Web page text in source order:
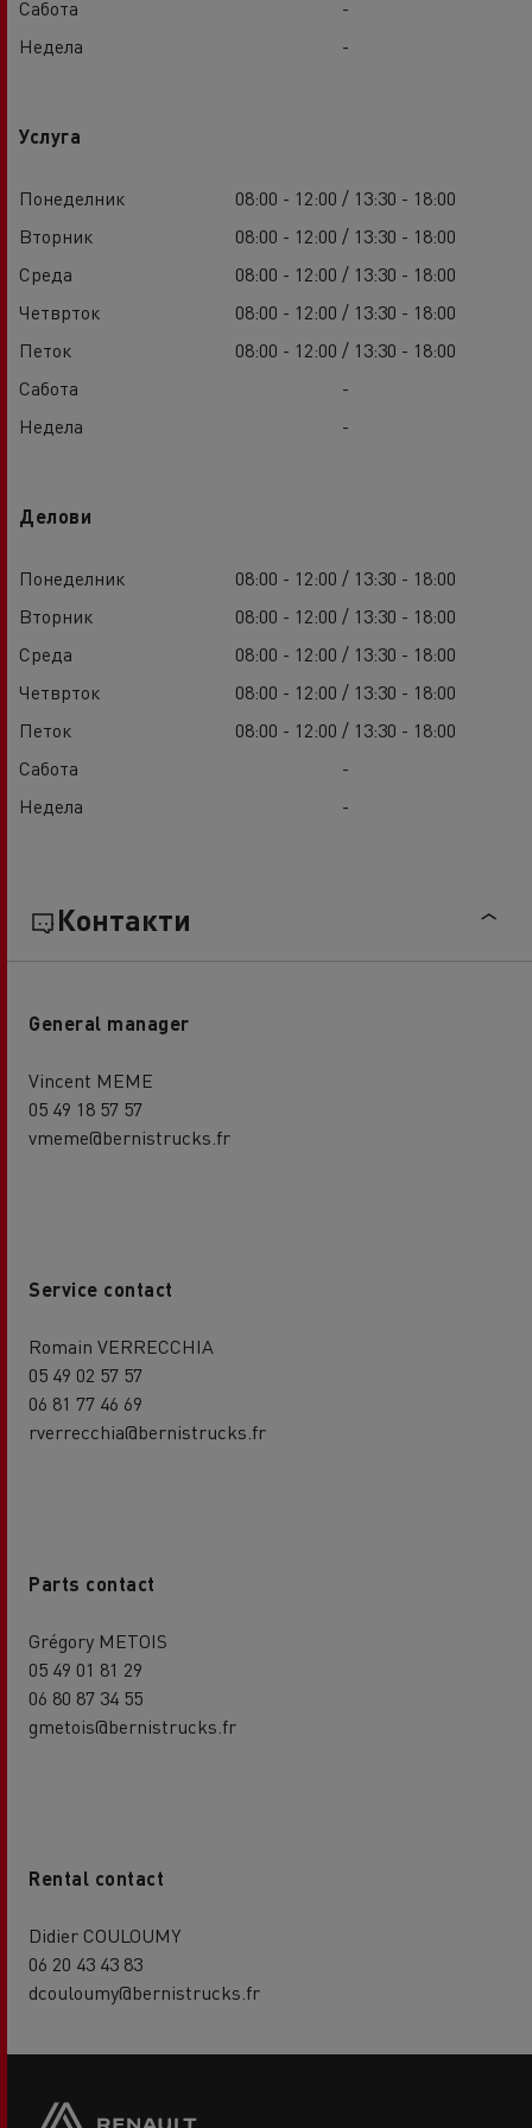
Сабота
-
Недела
-
Услуга
Понеделник
08:00 - 12:00 / 13:30 - 18:00
Вторник
08:00 - 12:00 / 13:30 - 18:00
Среда
08:00 - 12:00 / 13:30 - 18:00
Четврток
08:00 - 12:00 / 13:30 - 18:00
Петок
08:00 - 12:00 / 13:30 - 18:00
Сабота
-
Недела
-
Делови
Понеделник
08:00 - 12:00 / 13:30 - 18:00
Вторник
08:00 - 12:00 / 13:30 - 18:00
Среда
08:00 - 12:00 / 13:30 - 18:00
Четврток
08:00 - 12:00 / 13:30 - 18:00
Петок
08:00 - 12:00 / 13:30 - 18:00
Сабота
-
Недела
-
Контакти
General manager
Vincent MEME
05 49 18 57 57
vmeme@bernistrucks.fr
Service contact
Romain VERRECCHIA
05 49 02 57 57
06 81 77 46 69
rverrecchia@bernistrucks.fr
Parts contact
Grégory METOIS
05 49 01 81 29
06 80 87 34 55
gmetois@bernistrucks.fr
Rental contact
Didier COULOUMY
06 20 43 43 83
dcouloumy@bernistrucks.fr